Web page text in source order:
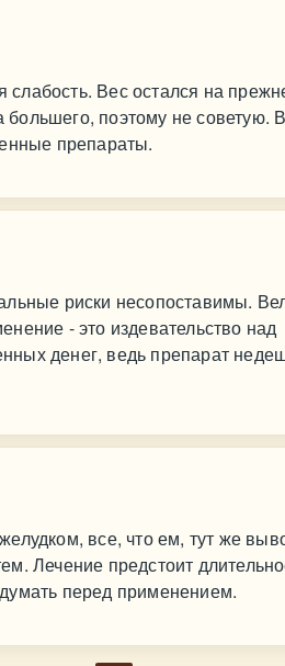
Вес остался на
поэтому не советую.
препараты.
риски несопоставимы.
- это издевательство над
денег, ведь препарат
все, что ем, тут же
Лечение предстоит
перед применением.